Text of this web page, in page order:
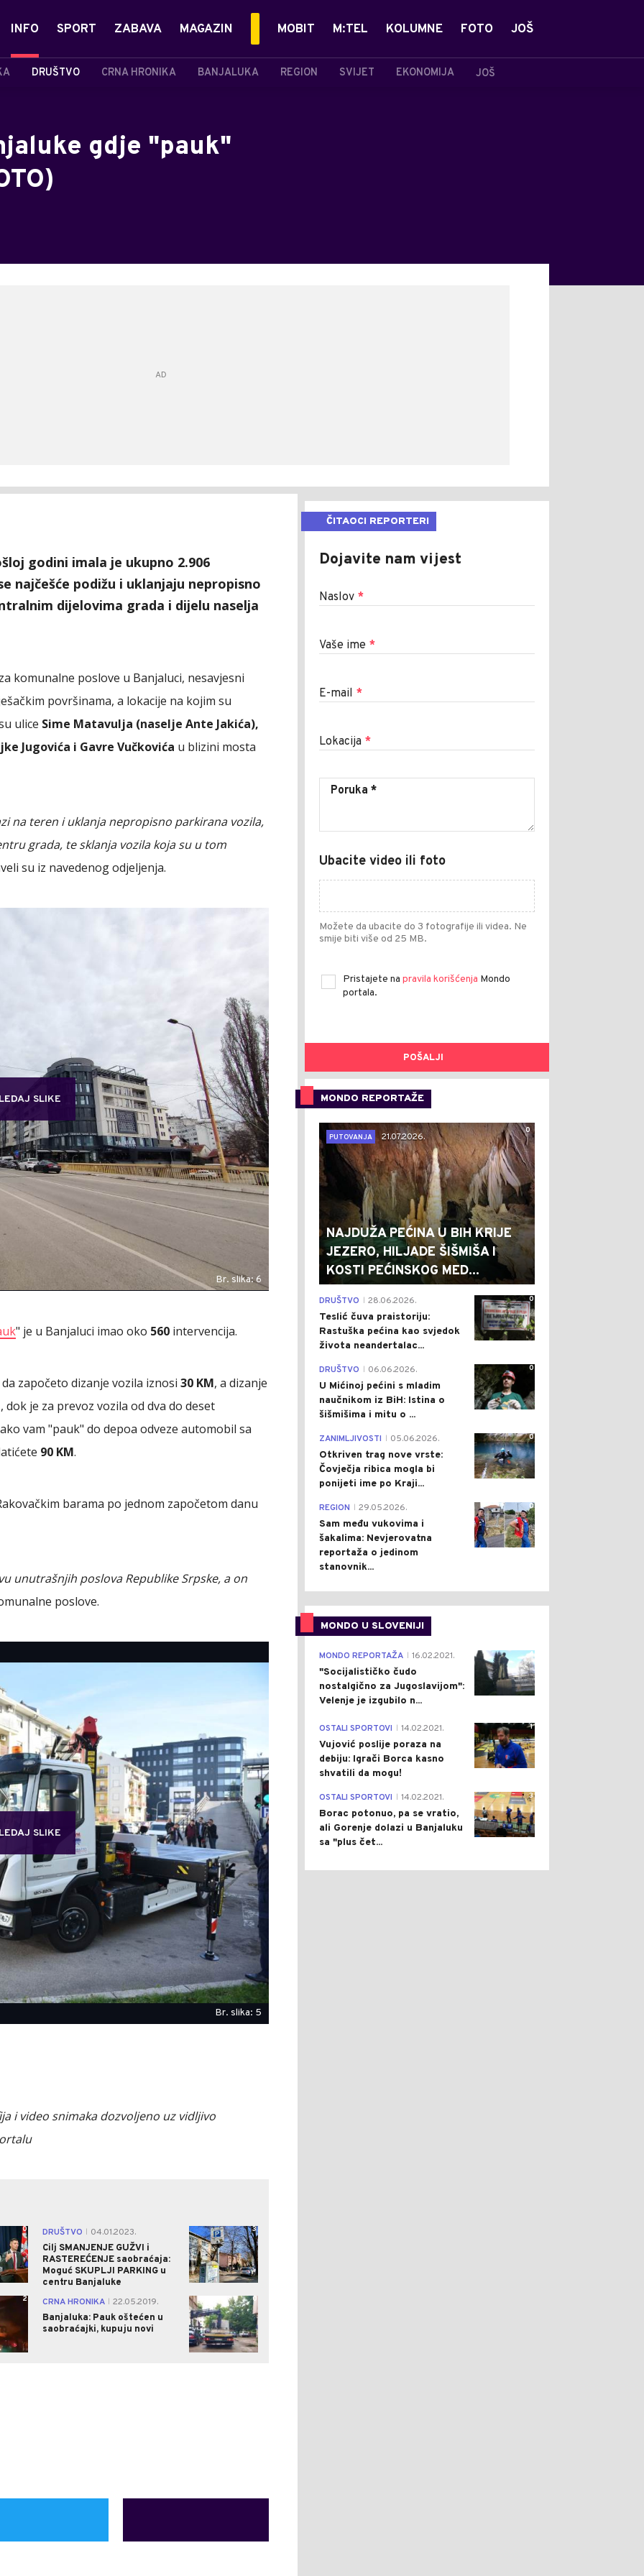
INFO
DRUŠTVO CRNA HRONIKA BANJALUKA REGION SVIJET EKONOMIJA JOŠ
SPORT ZABAVA MAGAZIN MOBIT M:TEL KOLUMNE FOTO JOŠ
gdje "pauk"
godini imala je ukupno 2.906
najčešće podižu i uklanjaju nepropisno
dijelovima grada i dijelu naselja
komunalne poslove u Banjaluci, nesavjesni
površinama, a lokacije na kojim su
ulice Sime Matavulja (naselje Ante Jakića),
Jugovića i Gavre Vučkovića u blizini mosta
na teren i uklanja nepropisno parkirana vozila,
grada, te sklanja vozila koja su u tom
su iz navedenog odjeljenja.
SLIKE
Br. slika: 6
" je u Banjaluci imao oko 560 intervencija.
započeto dizanje vozila iznosi 30 KM, a dizanje
, dok je za prevoz vozila od dva do deset
vam "pauk" do depoa odveze automobil sa
90 KM.
barama po jednom započetom danu
unutrašnjih poslova Republike Srpske, a on
poslove.
SLIKE
Br. slika: 5
i video snimaka dozvoljeno uz vidljivo
0 DRUŠTVO
04.01.2023.
Cilj SMANJENJE GUŽVI i
RASTEREĆENJE saobraćaja:
Moguć SKUPLJI PARKING u
centru Banjaluke
3
2 CRNA HRONIKA
22.05.2019.
Banjaluka: Pauk oštećen u
saobraćajki, kupuju novi
0
ČITAOCI REPORTERI
Dojavite nam vijest
Naslov *
Vaše ime *
E-mail *
Lokacija *
Ubacite video ili foto
Možete da ubacite do 3 fotografije ili videa. Ne
smije biti više od 25 MB.
Pristajete na pravila korišćenja Mondo
portala.
POŠALJI
MONDO REPORTAŽE
0
PUTOVANJA
21.07.2026.
NAJDUŽA PEĆINA U BIH KRIJE
JEZERO, HILJADE ŠIŠMIŠA I
KOSTI PEĆINSKOG MED...
0
DRUŠTVO 28.06.2026.
Teslić čuva praistoriju:
Rastuška pećina kao svjedok
života neandertalac...
0
DRUŠTVO 06.06.2026.
U Mićinoj pećini s mladim
naučnikom iz BiH: Istina o
šišmišima i mitu o ...
0
ZANIMLJIVOSTI 05.06.2026.
Otkriven trag nove vrste:
Čovječja ribica mogla bi
ponijeti ime po Kraji...
0
REGION 29.05.2026.
Sam među vukovima i
šakalima: Nevjerovatna
reportaža o jedinom
stanovnik...
MONDO U SLOVENIJI
4
MONDO REPORTAŽA 16.02.2021.
"Socijalističko čudo
nostalgično za Jugoslavijom":
Velenje je izgubilo n...
1
OSTALI SPORTOVI 14.02.2021.
Vujović poslije poraza na
debiju: Igrači Borca kasno
shvatili da mogu!
3
OSTALI SPORTOVI 14.02.2021.
Borac potonuo, pa se vratio,
ali Gorenje dolazi u Banjaluku
sa "plus čet...